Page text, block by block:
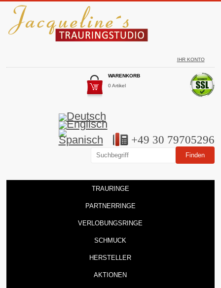
IHR KONTO
WARENKORB
0 Artikel
+49 30 79705296
TRAURINGE
PARTNERRINGE
VERLOBUNGSRINGE
SCHMUCK
HERSTELLER
AKTIONEN